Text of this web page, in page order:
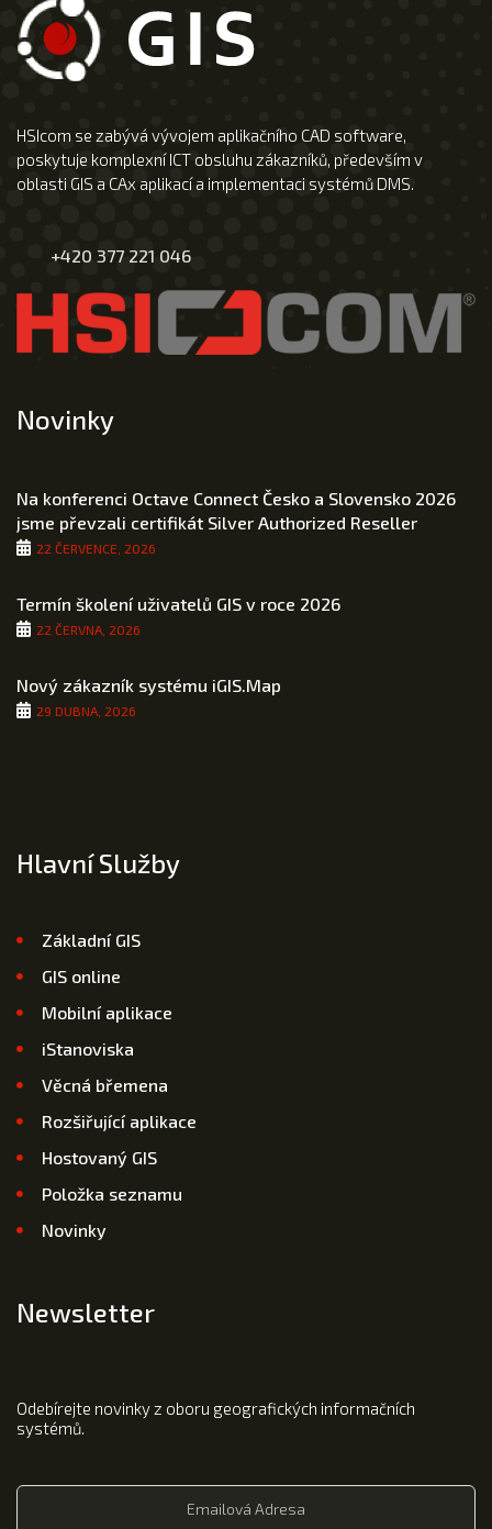
HSIcom se zabývá vývojem aplikačního CAD software,
poskytuje komplexní ICT obsluhu zákazníků, především v
oblasti GIS a CAx aplikací a implementaci systémů DMS.
+420 377 221 046
Novinky
Na konferenci Octave Connect Česko a Slovensko 2026
jsme převzali certifikát Silver Authorized Reseller
22 ČERVENCE, 2026
Termín školení uživatelů GIS v roce 2026
22 ČERVNA, 2026
Nový zákazník systému iGIS.Map
29 DUBNA, 2026
Hlavní Služby
Základní GIS
GIS online
Mobilní aplikace
iStanoviska
Věcná břemena
Rozšiřující aplikace
Hostovaný GIS
Položka seznamu
Novinky
Newsletter
Odebírejte novinky z oboru geografických informačních
systémů.